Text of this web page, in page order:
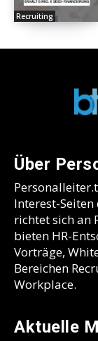
Recruiting
Über
Interest-
richtet sich an
bieten HR-
Vorträge,
Bereichen
Workplace.
Aktuelle